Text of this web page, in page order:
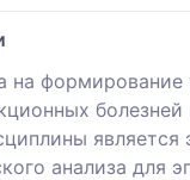
на
анализа для